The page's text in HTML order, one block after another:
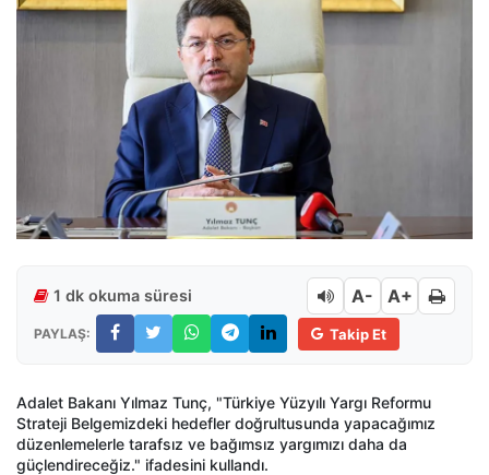
1 dk okuma süresi A- A+
PAYLAŞ: Takip Et
Adalet Bakanı Yılmaz Tunç, "Türkiye Yüzyılı Yargı Reformu
Strateji Belgemizdeki hedefler doğrultusunda yapacağımız
düzenlemelerle tarafsız ve bağımsız yargımızı daha da
güçlendireceğiz." ifadesini kullandı.